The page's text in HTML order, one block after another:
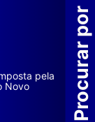
pela
Novo
Procurar por